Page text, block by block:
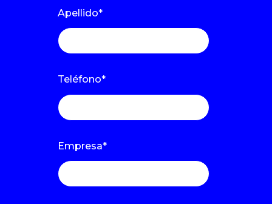
Apellido*
Teléfono*
Empresa*